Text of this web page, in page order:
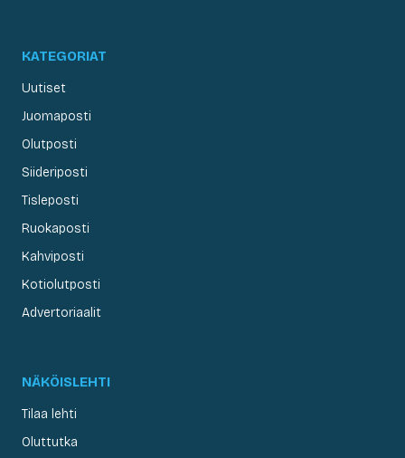
KATEGORIAT
Uutiset
Juomaposti
Olutposti
Siideriposti
Tisleposti
Ruokaposti
Kahviposti
Kotiolutposti
Advertoriaalit
NÄKÖISLEHTI
Tilaa lehti
Oluttutka